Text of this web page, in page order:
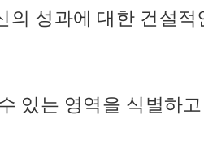
의 성과에 대한 건설
있는 영역을 식별하